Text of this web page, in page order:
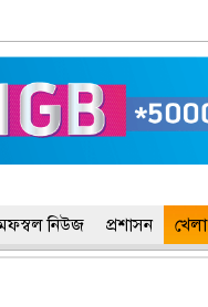
নিউজ প্রশাসন খেলা